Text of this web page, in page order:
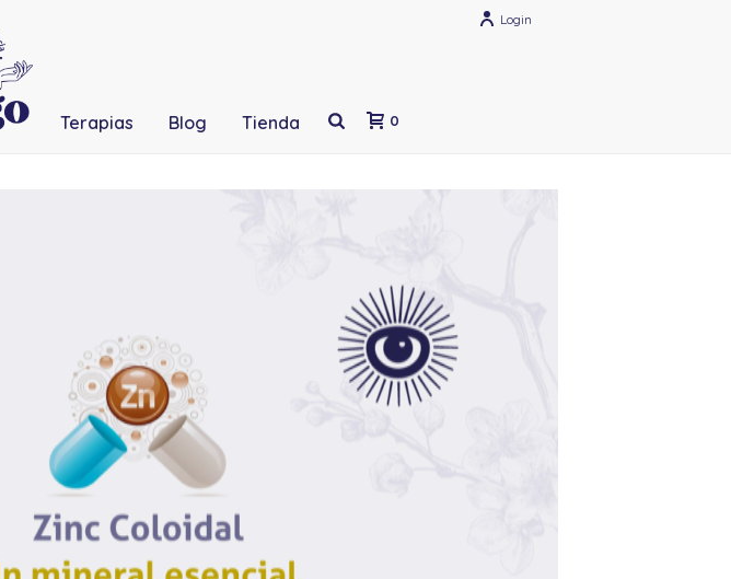
Login
Terapias Blog Tienda 0